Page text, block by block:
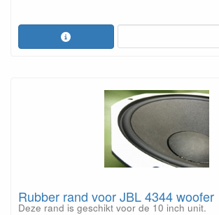
Rubber rand voor JBL 4344 woofer
Deze rand is geschikt voor de 10 inch unit.